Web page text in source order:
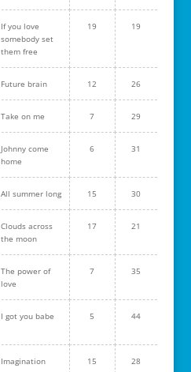
If you love
somebody set
them free
19 19
Future brain 12 26
Take on me 7 29
Johnny come
home
6 31
All summer long 15 30
Clouds across
the moon
17 21
The power of
love
7 35
I got you babe 5 44
Imagination 15 28